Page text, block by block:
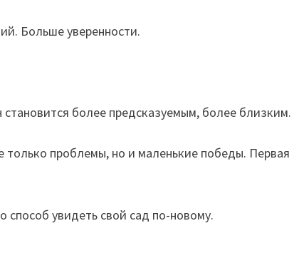
Больше уверенности.
более предсказуемым, более близким.
только проблемы, но и маленькие победы. Первая
способ увидеть свой сад по-новому.